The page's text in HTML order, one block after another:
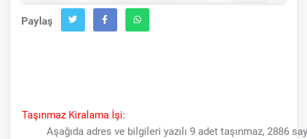
Paylaş
Taşınmaz Kiralama İşi:
Aşağıda adres ve bilgileri yazılı 9 adet taşınmaz, 2886